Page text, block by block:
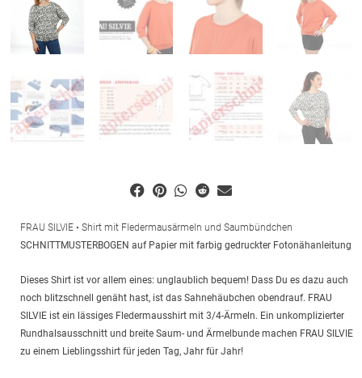
FRAU SILVIE • Shirt mit Fledermausärmeln und Saumbündchen
SCHNITTMUSTERBOGEN auf Papier mit farbig gedruckter Fotonähanleitung
Dieses Shirt ist vor allem eines: unglaublich bequem! Dass Du es dazu auch
noch blitzschnell genäht hast, ist das Sahnehäubchen obendrauf. FRAU
SILVIE ist ein lässiges Fledermausshirt mit 3/4-Ärmeln. Ein unkomplizierter
Rundhalsausschnitt und breite Saum- und Ärmelbunde machen FRAU SILVIE
zu einem Lieblingsshirt für jeden Tag, Jahr für Jahr!